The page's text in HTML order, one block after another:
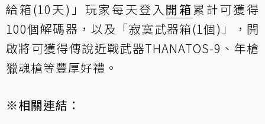
給箱(10天)」玩家每天登入 開箱累計可獲得
100個解碼器，以及「寂寞武器箱(1個)」，開
啟將可獲得傳說近戰武器THANATOS-9、年槍
獵魂槍等豐厚好禮。
※相關連結：